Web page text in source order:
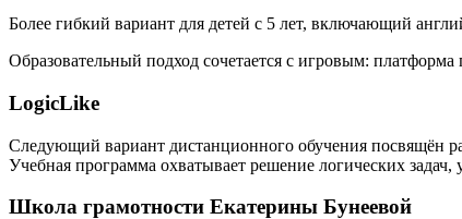
Более гибкий вариант для детей с 5 лет, включающий
Образовательный подход сочетается с игровым:
LogicLike
Следующий вариант дистанционного обучения посвящён
Учебная программа охватывает решение логических
Школа грамотности Екатерины Бунеевой